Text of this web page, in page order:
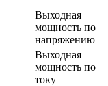
Выходная
мощность по
напряжению
Выходная
мощность по
току